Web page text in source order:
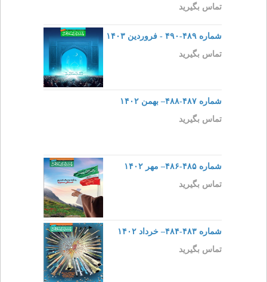
تماس بگیرید
شماره ۴۸۹-۴۹۰ - فروردین ۱۴۰۳
تماس بگیرید
شماره ۴۸۷-۴۸۸– بهمن ۱۴۰۲
تماس بگیرید
شماره ۴۸۵-۴۸۶– مهر ۱۴۰۲
تماس بگیرید
شماره ۴۸۳-۴۸۴– خرداد ۱۴۰۲
تماس بگیرید